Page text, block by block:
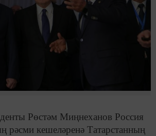
Рөстәм Миңнеханов Россия
рәсми кешеләренә Татарстанның